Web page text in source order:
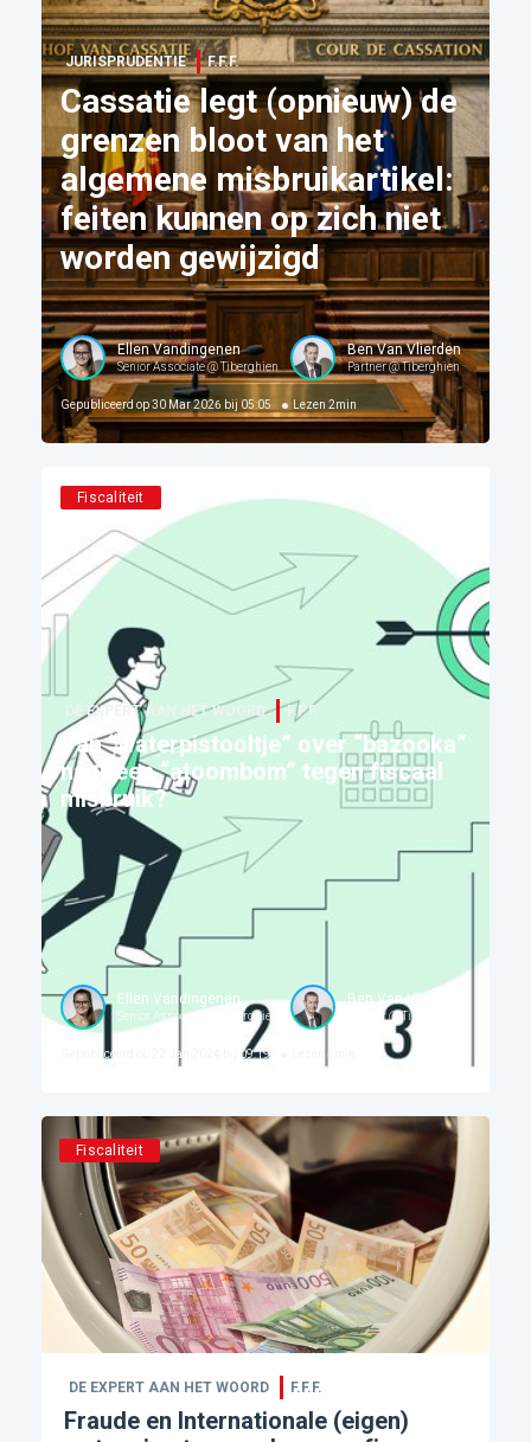
JURISPRUDENTIE F.F.F.
Cassatie legt (opnieuw) de
grenzen bloot van het
algemene misbruikartikel:
feiten kunnen op zich niet
worden gewijzigd
Ellen Vandingenen
Senior Associate @ Tiberghien
Ben Van Vlierden
Partner @ Tiberghien
Gepubliceerd op30 Mar 2026 bij 05:05 Lezen 2min
Fiscaliteit
DE EXPERT AAN HET WOORD F.F.F.
Van “waterpistooltje” over “bazooka”
naar een “atoombom” tegen fiscaal
misbruik?
Ellen Vandingenen
Senior Associate @ Tiberghien
Ben Van Vlierden
Partner @ Tiberghien
Gepubliceerd op 22 Jan 2024 bij 09:19
Fiscaliteit
DE EXPERT AAN HET WOORD F.F.F.
Fraude en Internationale (eigen)